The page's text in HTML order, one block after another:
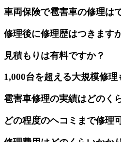
車両保険で雹害車の修理は
修理後に修理歴はつきます
見積もりは有料ですか？
1,000台を超える大規模修理
雹害車修理の実績はどのく
どの程度のヘコミまで修理